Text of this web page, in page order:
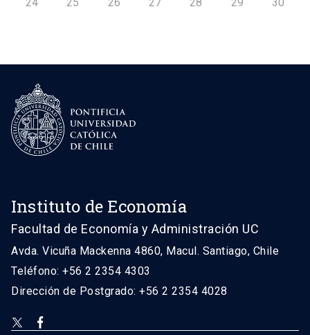
Instituto de Economía
Facultad de Economía y Administración UC
Avda. Vicuña Mackenna 4860, Macul. Santiago, Chile
Teléfono: +56 2 2354 4303
Dirección de Postgrado: +56 2 2354 4028